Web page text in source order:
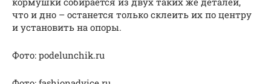
что и дно – останется только склеить их по центру
и установить на опоры.
Фото: podelunchik.ru